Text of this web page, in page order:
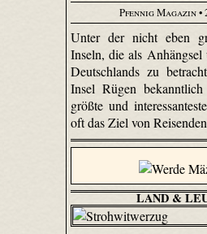
Pfennig Magazin•
Unter der nicht eben
Inseln, die als Anhängsel
Deutschlands zu
Insel Rügen
größte und
oft das Ziel von
LAND &